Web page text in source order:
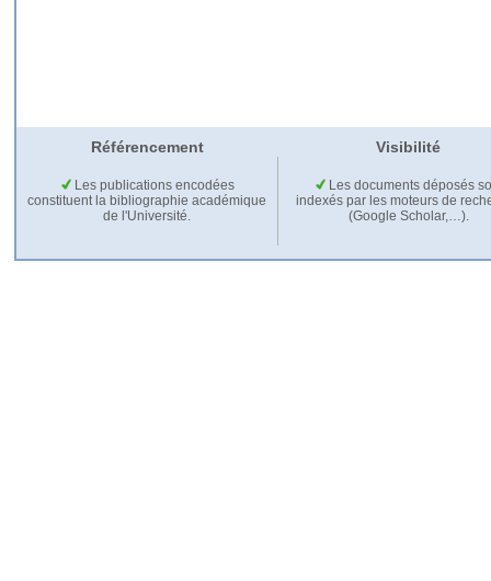
Référencement Visibilité
Les publications encodées
constituent la bibliographie académique
de l'Université.
Les documents déposés
indexés par les moteurs de
(Google Scholar,…).